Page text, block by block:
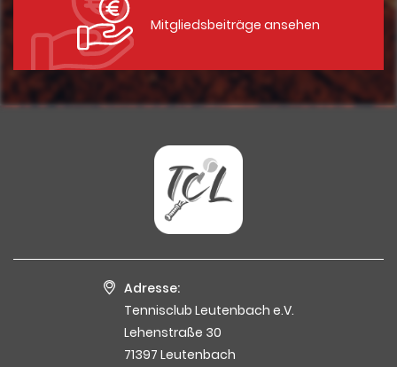
Mitgliedsbeiträge ansehen
Adresse:
Tennisclub Leutenbach e.V.
Lehenstraße 30
71397 Leutenbach